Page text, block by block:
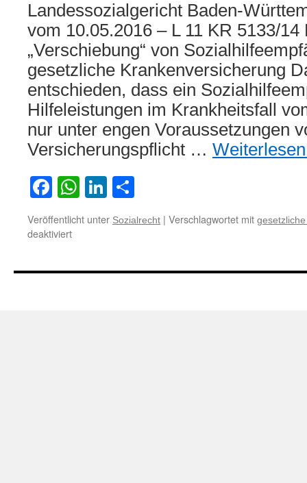
Landessozialgericht Baden-
vom 10.05.2016 – L 11 KR 5133/14
„Verschiebung“ von
gesetzliche Krankenversicherung
entschieden, dass ein
Hilfeleistungen im Krankheitsfall
nur unter engen Voraussetzungen
Versicherungspflicht …
Facebook
WhatsApp
LinkedIn
Veröffentlicht unter Sozialrecht | Verschlagwortet mit
deaktiviertfür
von